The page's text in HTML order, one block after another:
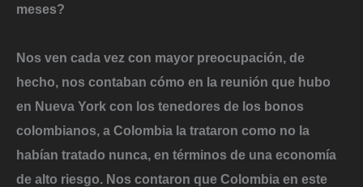
meses?
Nos ven cada vez con mayor preocupación, de
hecho, nos contaban cómo en la reunión que hubo
en Nueva York con los tenedores de los bonos
colombianos, a Colombia la trataron como no la
habían tratado nunca, en términos de una economía
de alto riesgo. Nos contaron que Colombia en este